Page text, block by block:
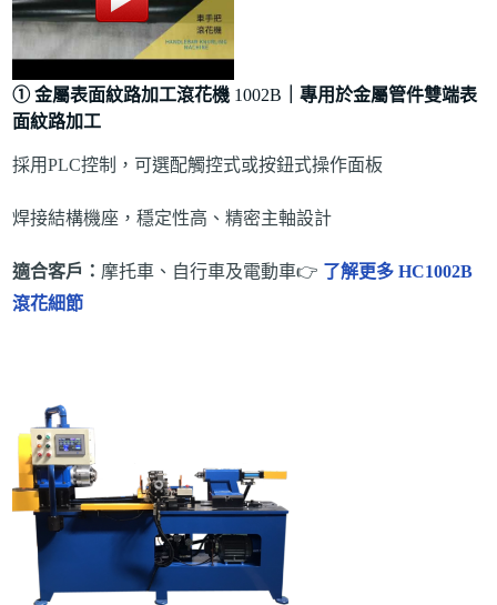
① 金屬表面紋路加工滾花機1002B ｜專用於金屬管件雙端表
面紋路加工
採用PLC控制，可選配觸控式或按鈕式操作面板
焊接結構機座，穩定性高、精密主軸設計
適合客戶： 摩托車、自行車及電動車👉 了解更多 HC1002B
滾花細節